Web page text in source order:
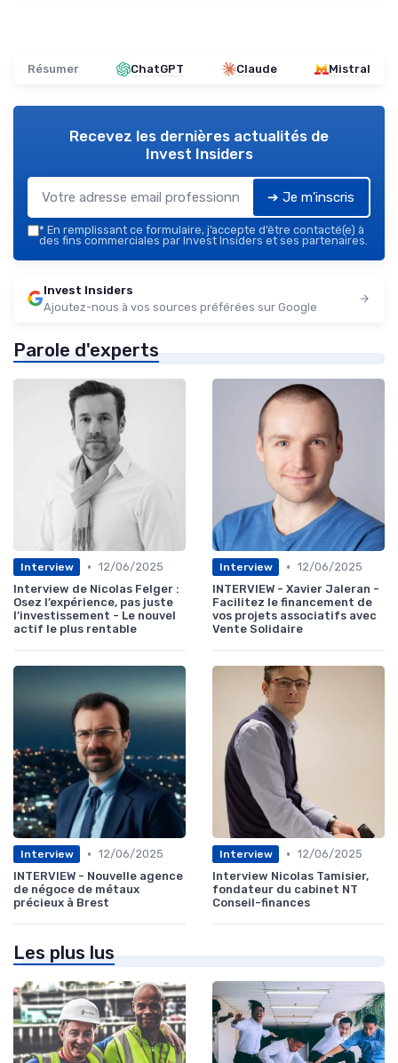
Résumer ChatGPT Claude Mistral
Recevez les dernières actualités de
Invest Insiders
➔ Je m'inscris
* En remplissant ce formulaire, j’accepte d’être contacté(e) à
des fins commerciales par Invest Insiders et ses partenaires.
Invest Insiders
Ajoutez-nous à vos sources préférées sur Google
Parole d'experts
Interview • 12/06/2025
Interview de Nicolas Felger :
Osez l’expérience, pas juste
l’investissement - Le nouvel
actif le plus rentable
Interview • 12/06/2025
INTERVIEW - Xavier Jaleran -
Facilitez le financement de
vos projets associatifs avec
Vente Solidaire
Interview • 12/06/2025
INTERVIEW - Nouvelle agence
de négoce de métaux
précieux à Brest
Interview • 12/06/2025
Interview Nicolas Tamisier,
fondateur du cabinet NT
Conseil-finances
Les plus lus